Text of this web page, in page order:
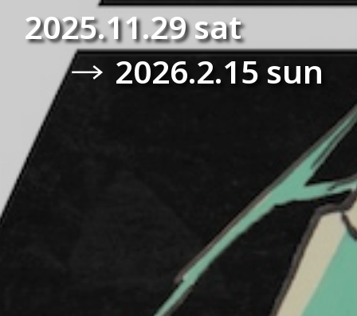
2025.11.29 sat
2026.2.15 sun